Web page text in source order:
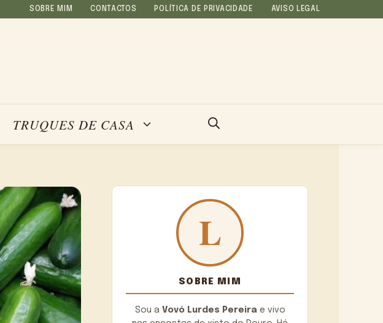
SOBRE MIM CONTACTOS POLÍTICA DE PRIVACIDADE AVISO LEGAL
TRUQUES DE CASA
SOBRE MIM
Sou a Vovó Lurdes Pereirae vivo